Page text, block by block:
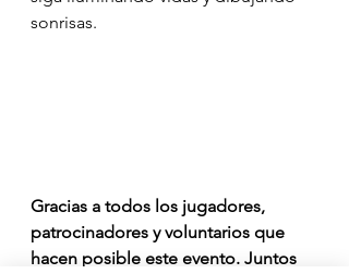
sonrisas.
Gracias a todos los jugadores,
patrocinadores y voluntarios que
hacen posible este evento. Juntos